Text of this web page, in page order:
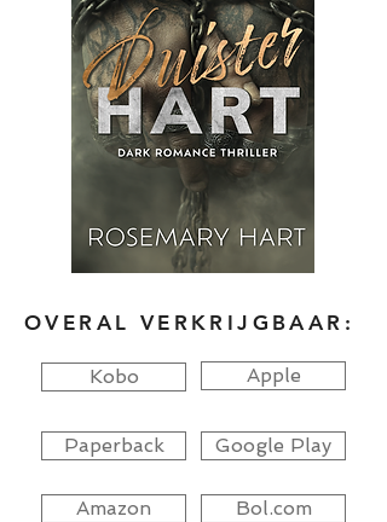
OVERAL VERKRIJGBAAR:
Kobo Apple
Paperback Google Play
Amazon Bol.com